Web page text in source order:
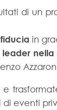
di un
fiducia in
nella
eventi